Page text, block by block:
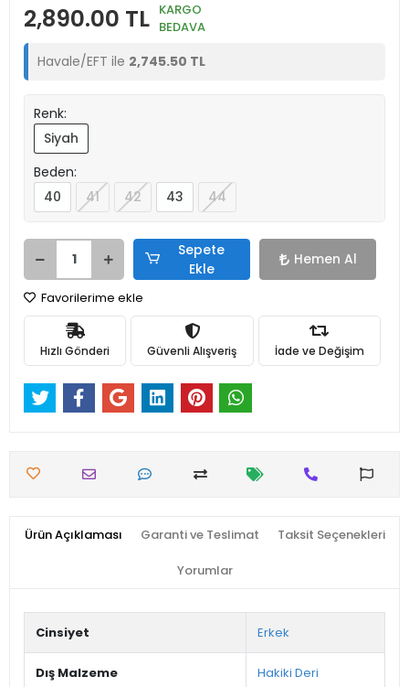
2,890.00 TL KARGO
BEDAVA
Havale/EFT ile 2,745.50 TL
Renk:
Siyah
Beden:
40
41 42 43 44
Sepete
Ekle
Hemen Al
Favorilerime ekle
Hızlı Gönderi Güvenli Alışveriş İade ve Değişim
Ürün Açıklaması Garanti ve Teslimat Taksit Seçenekleri
Yorumlar
Cinsiyet Erkek
Dış Malzeme Hakiki Deri